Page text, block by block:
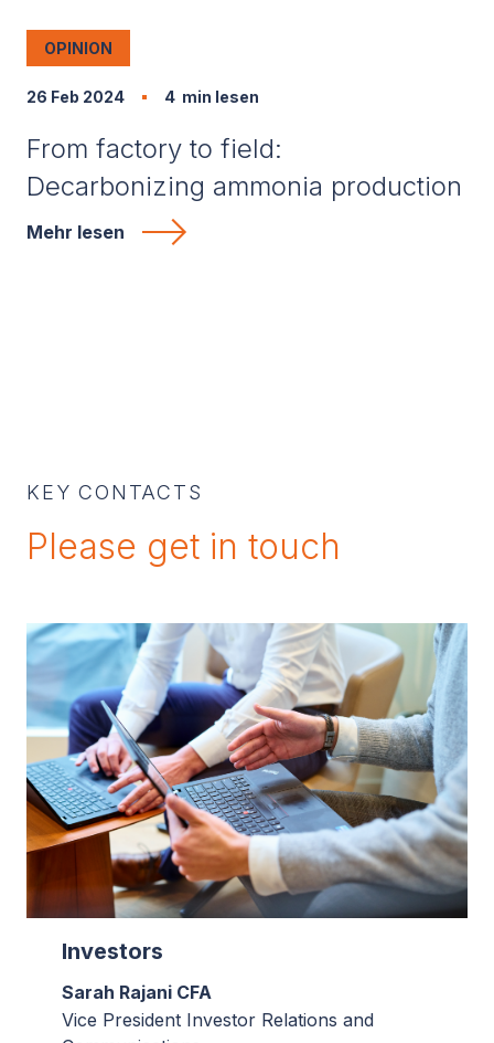
OPINION
26 Feb 2024 4 min lesen
From factory to field:
Decarbonizing ammonia production
Mehr lesen
KEY CONTACTS
Please get in touch
Investors
Sarah Rajani CFA
Vice President Investor Relations and